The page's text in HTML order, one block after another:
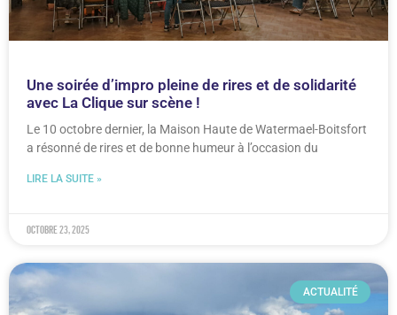
Une soirée d’impro pleine de rires et de solidarité
avec La Clique sur scène !
Le 10 octobre dernier, la Maison Haute de Watermael-Boitsfort
a résonné de rires et de bonne humeur à l’occasion du
LIRE LA SUITE »
octobre 23, 2025
ACTUALITÉ